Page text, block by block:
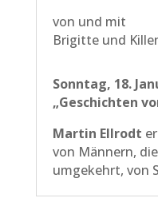
von und mit
Brigitte und
Sonntag, 18.
„Geschichten
Martin Ellrodt
von Männern,
umgekehrt, von